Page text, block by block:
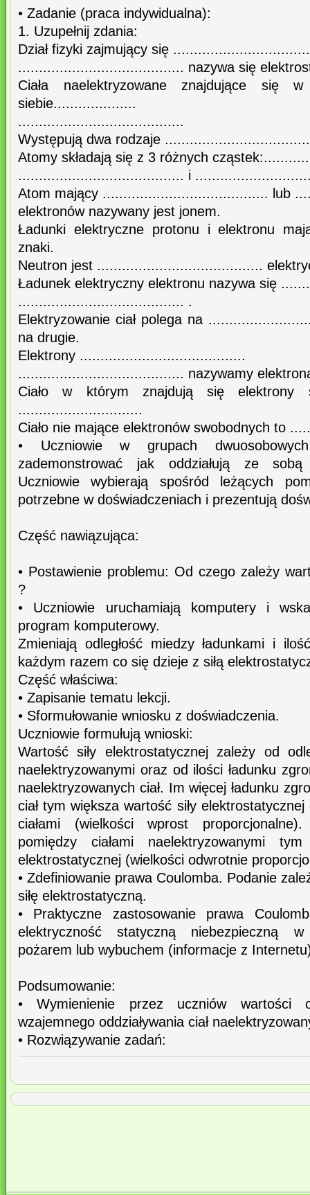
• Zadanie (praca indywidualna):
1. Uzupełnij zdania:
Dział fizyki zajmujący się
........................................ nazywa się
Ciała naelektryzowane znajdujące się
siebie....................
........................................
Występują dwa rodzaje
Atomy składają się z 3 różnych
........................................ i
Atom mający ........................................ lub
elektronów nazywany jest jonem.
Ładunki elektryczne protonu i elektronu
znaki.
Neutron jest ........................................
Ładunek elektryczny elektronu nazywa się
........................................ .
Elektryzowanie ciał polega na
na drugie.
Elektrony ........................................
........................................ nazywamy
Ciało w którym znajdują się elektrony
..............................
Ciało nie mające elektronów swobodnych to
• Uczniowie w grupach
zademonstrować jak oddziałują ze sobą
Uczniowie wybierają spośród leżących
potrzebne w doświadczeniach i prezentują
Część nawiązująca:
• Postawienie problemu: Od czego zależy
?
• Uczniowie uruchamiają komputery i
program komputerowy.
Zmieniają odległość miedzy ładunkami i
każdym razem co się dzieje z siłą
Część właściwa:
• Zapisanie tematu lekcji.
• Sformułowanie wniosku z doświadczenia.
Uczniowie formułują wnioski:
Wartość siły elektrostatycznej zależy od
naelektryzowanymi oraz od ilości ładunku
naelektryzowanych ciał. Im więcej ładunku
ciał tym większa wartość siły
ciałami (wielkości wprost
pomiędzy ciałami naelektryzowanymi
elektrostatycznej (wielkości odwrotnie
• Zdefiniowanie prawa Coulomba. Podanie
siłę elektrostatyczną.
• Praktyczne zastosowanie prawa
elektryczność statyczną niebezpieczną
pożarem lub wybuchem (informacje z
Podsumowanie:
• Wymienienie przez uczniów wartości
wzajemnego oddziaływania ciał
• Rozwiązywanie zadań: